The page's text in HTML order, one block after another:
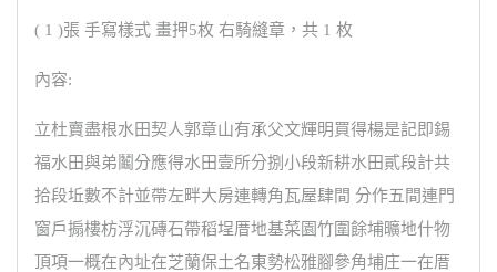
( 1 )張 手寫樣式 畫押5枚 右騎縫章，共 1 枚
內容:
立杜賣盡根水田契人郭章山有承父文輝明買得楊是記即錫
福水田與弟鬮分應得水田壹所分捌小段新耕水田貳段計共
拾段坵數不計並帶左畔大房連轉角瓦屋肆間 分作五間連門
窗戶搧樓枋浮沉磚石帶稻埕厝地基菜園竹圍餘埔曠地什物
頂項一概在內址在芝蘭保土名東勢松雅腳參角埔庄一在厝